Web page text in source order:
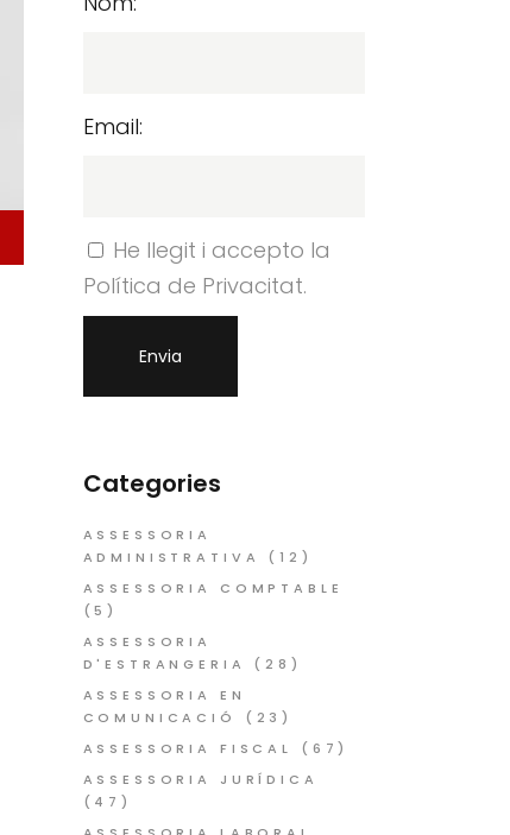
Email:
He llegit i accepto la
Política de Privacitat.
Categories
ASSESSORIA
ADMINISTRATIVA
(12)
ASSESSORIA COMPTABLE
(5)
ASSESSORIA
D'ESTRANGERIA
(28)
ASSESSORIA EN
COMUNICACIÓ
(23)
ASSESSORIA FISCAL
(67)
ASSESSORIA JURÍDICA
(47)